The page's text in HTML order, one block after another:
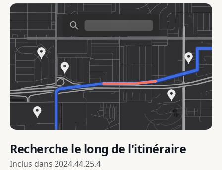
Recherche le long de l'itinéraire
Inclus dans 2024.44.25.4